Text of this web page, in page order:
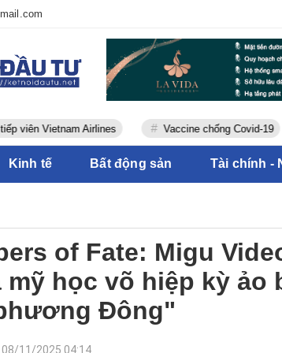
Vietnam Airlines Vaccine chống Covid-19
Kinh tế Bất động sản Tài chính -
of Fate: Migu
mỹ học võ hiệp kỳ ảo
Đông"
08/11/2025 04:14